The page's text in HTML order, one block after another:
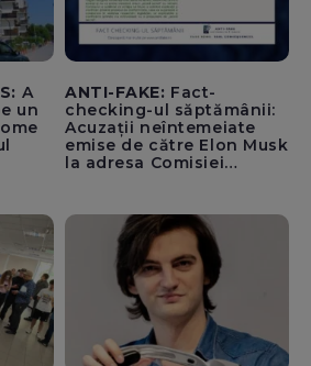
A
un
ANTI-FAKE: Fact-
checking-ul săptămânii:
Acuzații neîntemeiate
emise de către Elon Musk
la adresa Comisiei
pentru instaurarea
„cenzurii” pe platforma X